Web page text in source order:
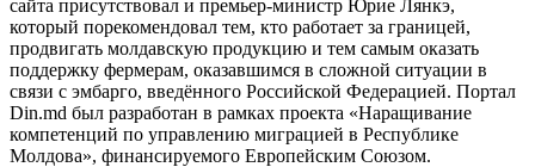
сайта присутствовал и премьер-министр Юрие Лянкэ,
который порекомендовал тем, кто работает за границей,
продвигать молдавскую продукцию и тем самым оказать
поддержку фермерам, оказавшимся в сложной ситуации в
связи с эмбарго, введённого Российской Федерацией. Портал
Din.md был разработан в рамках проекта «Наращивание
компетенций по управлению миграцией в Республике
Молдова», финансируемого Европейским Союзом.